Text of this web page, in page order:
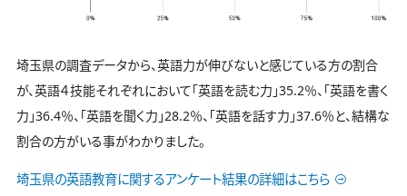
埼玉県の調査データから、英語力が伸びないと感じている方の割合
が、英語４技能それぞれにおいて「英語を読む力」35.2％、「英語を書く
力」36.4％、「英語を聞く力」28.2％、「英語を話す力」37.6％と、結構な
割合の方がいる事がわかりました。
埼玉県の英語教育に関するアンケート結果の詳細はこちら